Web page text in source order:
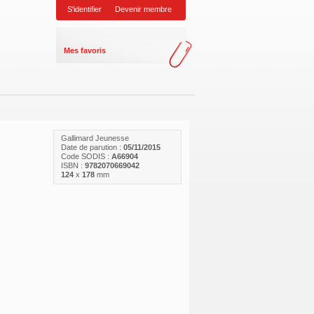
S'identifier Devenir membre
Mes favoris
Gallimard Jeunesse
Date de parution : 05/11/2015
Code SODIS : A66904
ISBN : 9782070669042
124x 178mm